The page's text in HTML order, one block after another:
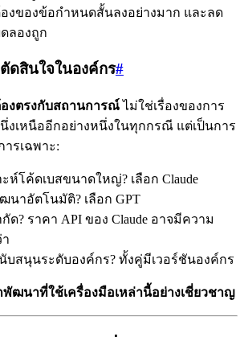
งของข้อกำหนดสั้นลงอย่างมาก และลด
ลองถูก
ดสินใจในองค์กร#
องตรงกับสถานการณ์ไม่ใช่เรื่องของการ
นึ่งเหนืออีกอย่างหนึ่งในทุกกรณี แต่เป็นการ
รเฉพาะ:
ห์โค้ดเบสขนาดใหญ่? เลือก Claude
นาอัตโนมัติ? เลือก GPT
ด? ราคา API ของ Claude อาจมีความ
บสนุนระดับองค์กร? ทั้งคู่มีเวอร์ชันองค์กร
ฒนาที่ใช้เครื่องมือเหล่านี้อย่างเชี่ยวชาญ